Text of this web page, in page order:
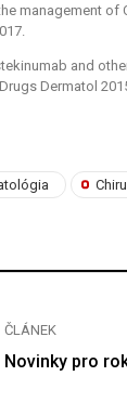
management of
and
Dermatol
ČLÁNEK
Novinky pro